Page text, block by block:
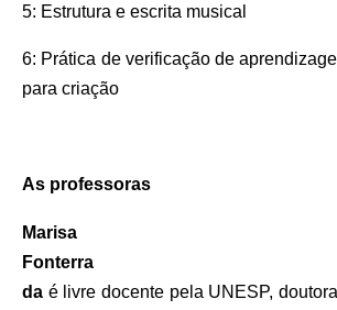
5: Estrutura e escrita musical
6: Prática de verificação de
para criação
As professoras
Marisa
Fonterra
da é l ivre docente pela UNESP, d